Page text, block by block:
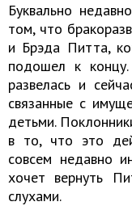
Буквально
том, что
и Брэда Питта,
подошел к концу.
развелась и
связанные с
детьми.
в то, что это
совсем недавно
хочет вернуть
слухами.